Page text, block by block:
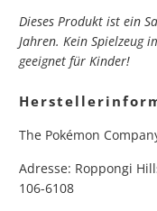
Dieses Produkt ist ein
Jahren. Kein Spielzeug
geeignet für Kinder!
The Pokémon
Adresse: Roppongi
106-6108